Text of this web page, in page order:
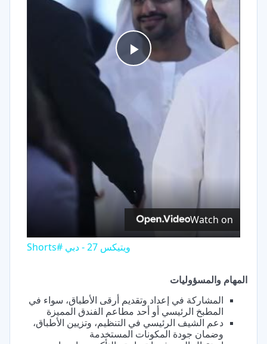
Play
Video
Watch on
ويتيكس 27 - دبي #Shorts
المهام والمسؤوليات
المشاركة في إعداد وتقديم أرقى الأطباق، سواء في
المطبخ الرئيسي أو أحد مطاعم الفندق المميزة
دعم الشيف الرئيسي في التنظيم، وتزيين الأطباق،
وضمان جودة المكونات المستخدمة